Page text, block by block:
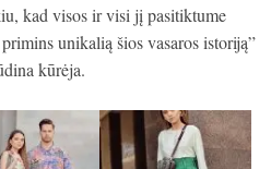
kad visos ir visi jį pasitiktume
unikalią šios vasaros istoriją”
kūrėja.